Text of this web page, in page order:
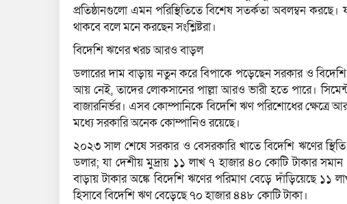
প্রতিষ্ঠানগুলো এমন পরিস্থিতিতে বিশেষ সতর্কতা অবলম্বন
থাকবে বলে মনে করছেন সংশ্লিষ্টরা।
বিদেশি ঋণের খরচ আরও বাড়ল
ডলারের দাম বাড়ায় নতুন করে বিপাকে পড়েছেন সরকার ও বিদেশি
আয় নেই, তাদের লোকসানের পাল্লা আরও ভারী হতে পারে।
বাজারনির্ভর। এসব কোম্পানিকে বিদেশি ঋণ পরিশোধের
মধ্যে সরকারি অনেক কোম্পানিও রয়েছে।
২০২৩ সাল শেষে সরকার ও বেসরকারি খাতে বিদেশি ঋণের
ডলার; যা দেশীয় মুদ্রায় ১১ লাখ ৭ হাজার ৪০ কোটি টাকার
বাড়ায় টাকার অঙ্কে বিদেশি ঋণের পরিমাণ বেড়ে দাঁড়িয়েছে
হিসাবে বিদেশি ঋণ বেড়েছে ৭০ হাজার ৪৪৮ কোটি টাকা।